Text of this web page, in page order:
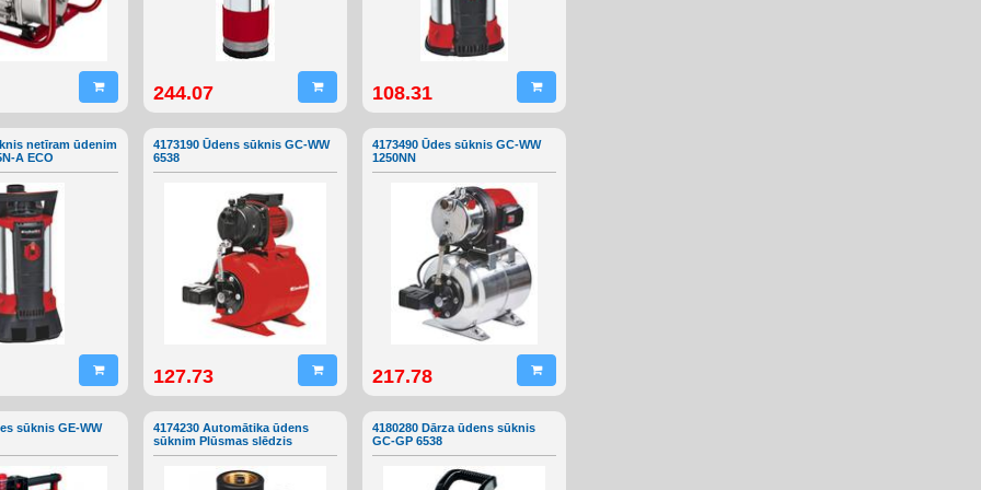
244.07 108.31
netīram ūdenim
A ECO
4173190 Ūdens sūknis GC-WW
6538
127.73
4173490 Ūdes sūknis GC-WW
1250NN
217.78
sūknis GE-WW
4174230 Automātika ūdens
sūknim Plūsmas slēdzis
4180280 Dārza ūdens sūknis
GC-GP 6538